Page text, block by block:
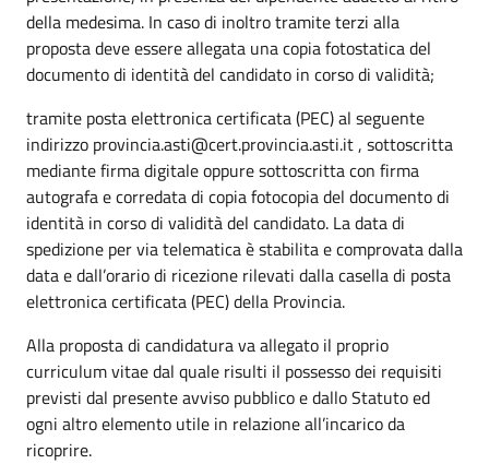
della medesima. In caso di inoltro tramite terzi alla
proposta deve essere allegata una copia fotostatica del
documento di identità del candidato in corso di validità;
tramite posta elettronica certificata (PEC) al seguente
indirizzo provincia.asti@cert.provincia.asti.it , sottoscritta
mediante firma digitale oppure sottoscritta con firma
autografa e corredata di copia fotocopia del documento di
identità in corso di validità del candidato. La data di
spedizione per via telematica è stabilita e comprovata dalla
data e dall’orario di ricezione rilevati dalla casella di posta
elettronica certificata (PEC) della Provincia.
Alla proposta di candidatura va allegato il proprio
curriculum vitae dal quale risulti il possesso dei requisiti
previsti dal presente avviso pubblico e dallo Statuto ed
ogni altro elemento utile in relazione all’incarico da
ricoprire.